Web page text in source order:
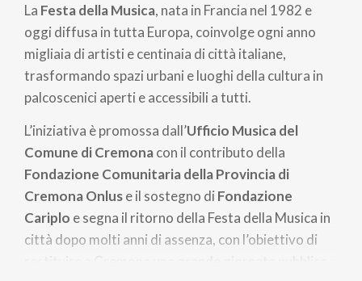
La Festa della Musica, nata in Francia nel 1982 e
oggi diffusa in tutta Europa, coinvolge ogni anno
migliaia di artisti e centinaia di città italiane,
trasformando spazi urbani e luoghi della cultura in
palcoscenici aperti e accessibili a tutti.
L’iniziativa è promossa dall’Ufficio Musica del
Comune di Cremonacon il contributo della
Fondazione Comunitaria della Provincia di
Cremona Onluse il sostegno di Fondazione
Cariplo e segna il ritorno della Festa della Musica in
città dopo molti anni di assenza, con l’obiettivo di